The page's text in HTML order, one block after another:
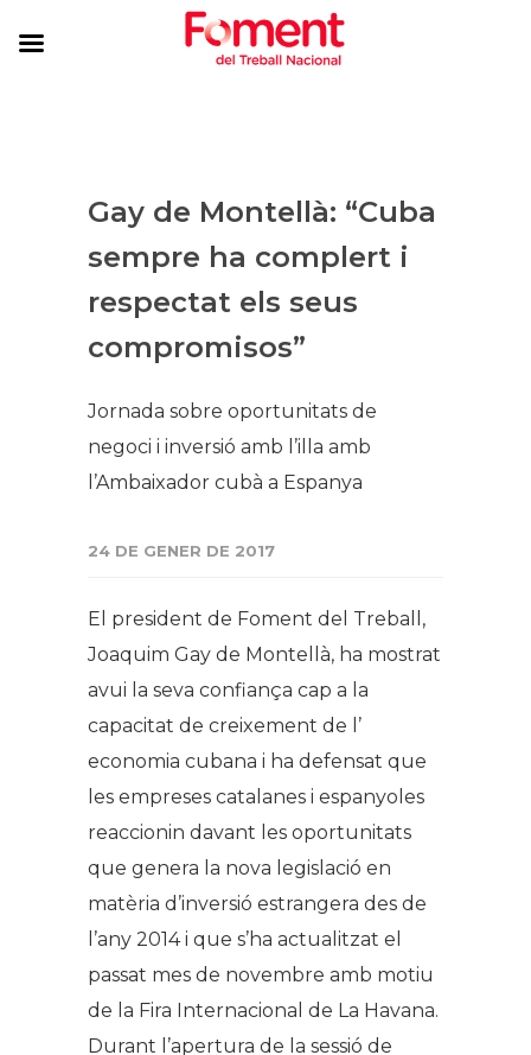
Gay de Montellà: “Cuba
sempre ha complert i
respectat els seus
compromisos”
Jornada sobre oportunitats de
negoci i inversió amb l’illa amb
l’Ambaixador cubà a Espanya
24 DE GENER DE 2017
El president de Foment del Treball,
Joaquim Gay de Montellà, ha mostrat
avui la seva confiança cap a la
capacitat de creixement de l’
economia cubana i ha defensat que
les empreses catalanes i espanyoles
reaccionin davant les oportunitats
que genera la nova legislació en
matèria d’inversió estrangera des de
l’any 2014 i que s’ha actualitzat el
passat mes de novembre amb motiu
de la Fira Internacional de La Havana.
Durant l’apertura de la sessió de